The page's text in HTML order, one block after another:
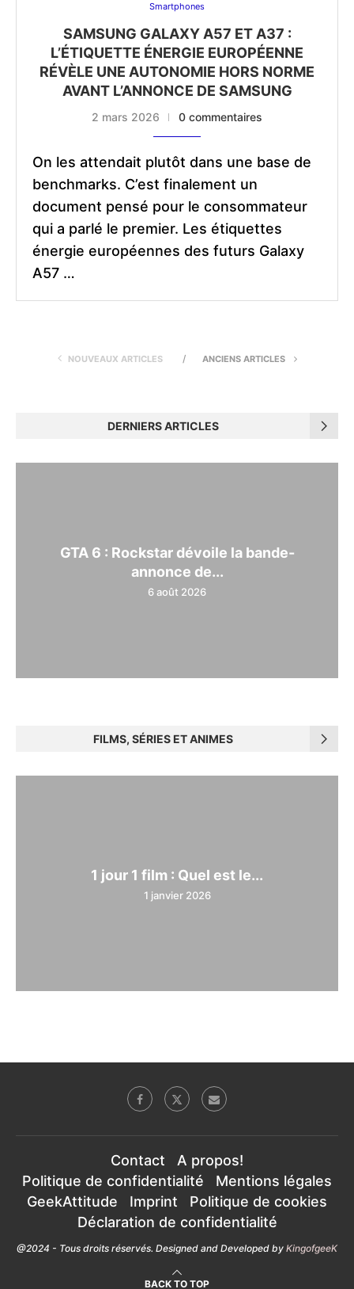
Smartphones
SAMSUNG GALAXY A57 ET A37 :
L’ÉTIQUETTE ÉNERGIE EUROPÉENNE
RÉVÈLE UNE AUTONOMIE HORS NORME
AVANT L’ANNONCE DE SAMSUNG
2 mars 2026 0 commentaires
On les attendait plutôt dans une base de
benchmarks. C’est finalement un
document pensé pour le consommateur
qui a parlé le premier. Les étiquettes
énergie européennes des futurs Galaxy
A57 …
NOUVEAUX ARTICLES ANCIENS ARTICLES
DERNIERS ARTICLES
GTA 6 : Rockstar dévoile la bande-
annonce de...
6 août 2026
FILMS, SÉRIES ET ANIMES
1 jour 1 film : Quel est le...
1 janvier 2026
Contact
A propos!
Politique de confidentialité
Mentions légales
GeekAttitude
Imprint
Politique de cookies
Déclaration de confidentialité
@2024 - Tous droits réservés. Designed and Developed by KingofgeeK
BACK TO TOP